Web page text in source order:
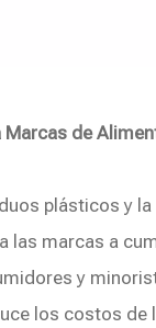
Marcas de
plásticos y
las marcas a
y
los costos